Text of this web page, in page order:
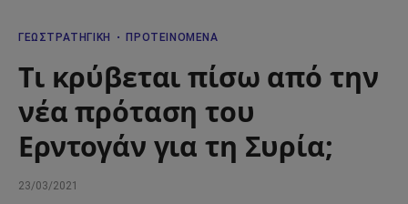
ΓΕΩΣΤΡΑΤΗΓΙΚΉ ΠΡΟΤΕΙΝΌΜΕΝΑ
Τι κρύβεται πίσω από την
νέα πρόταση του
Ερντογάν για τη Συρία;
23/03/2021